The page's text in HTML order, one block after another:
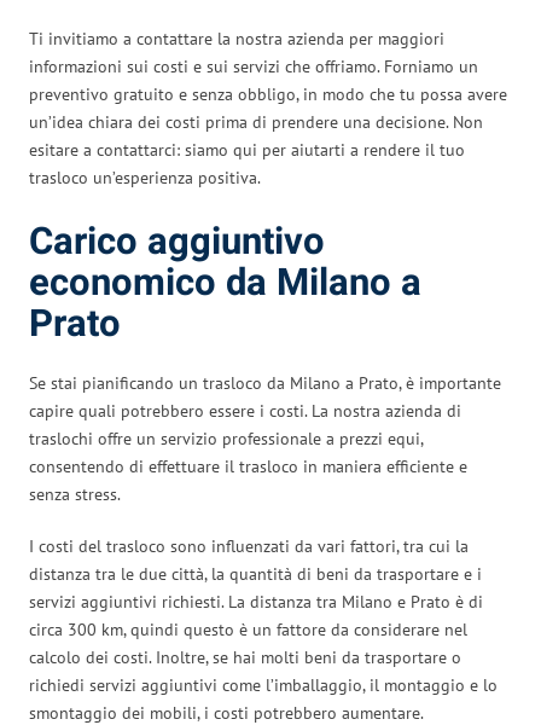
Ti invitiamo a contattare la nostra azienda per maggiori
informazioni sui costi e sui servizi che offriamo. Forniamo un
preventivo gratuito e senza obbligo, in modo che tu possa avere
un’idea chiara dei costi prima di prendere una decisione. Non
esitare a contattarci: siamo qui per aiutarti a rendere il tuo
trasloco un’esperienza positiva.
Carico aggiuntivo
economico da Milano a
Prato
Se stai pianificando un trasloco da Milano a Prato, è importante
capire quali potrebbero essere i costi. La nostra azienda di
traslochi offre un servizio professionale a prezzi equi,
consentendo di effettuare il trasloco in maniera efficiente e
senza stress.
I costi del trasloco sono influenzati da vari fattori, tra cui la
distanza tra le due città, la quantità di beni da trasportare e i
servizi aggiuntivi richiesti. La distanza tra Milano e Prato è di
circa 300 km, quindi questo è un fattore da considerare nel
calcolo dei costi. Inoltre, se hai molti beni da trasportare o
richiedi servizi aggiuntivi come l’imballaggio, il montaggio e lo
smontaggio dei mobili, i costi potrebbero aumentare.